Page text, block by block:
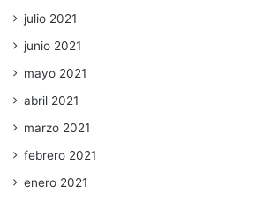
julio 2021
junio 2021
mayo 2021
abril 2021
marzo 2021
febrero 2021
enero 2021